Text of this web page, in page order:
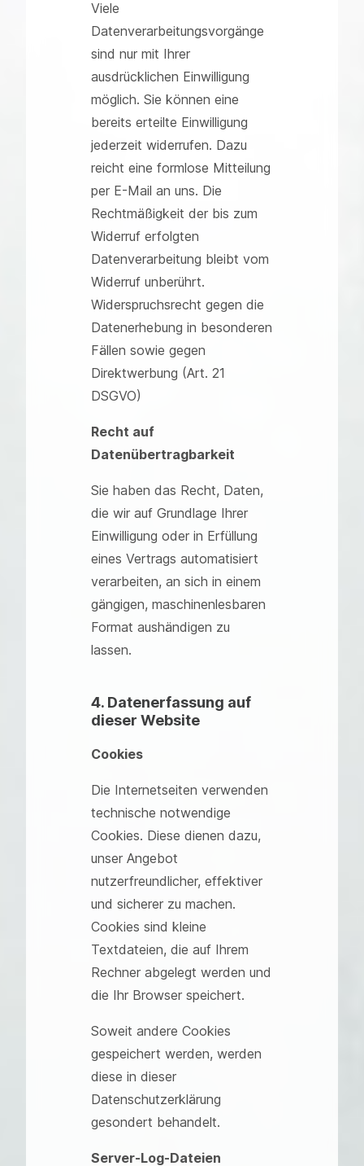
Viele
Datenverarbeitungsvorgänge
sind nur mit Ihrer
ausdrücklichen Einwilligung
möglich. Sie können eine
bereits erteilte Einwilligung
jederzeit widerrufen. Dazu
reicht eine formlose Mitteilung
per E-Mail an uns. Die
Rechtmäßigkeit der bis zum
Widerruf erfolgten
Datenverarbeitung bleibt vom
Widerruf unberührt.
Widerspruchsrecht gegen die
Datenerhebung in besonderen
Fällen sowie gegen
Direktwerbung (Art. 21
DSGVO)
Recht auf
Datenübertragbarkeit
Sie haben das Recht, Daten,
die wir auf Grundlage Ihrer
Einwilligung oder in Erfüllung
eines Vertrags automatisiert
verarbeiten, an sich in einem
gängigen, maschinenlesbaren
Format aushändigen zu
lassen.
4. Datenerfassung auf
dieser Website
Cookies
Die Internetseiten verwenden
technische notwendige
Cookies. Diese dienen dazu,
unser Angebot
nutzerfreundlicher, effektiver
und sicherer zu machen.
Cookies sind kleine
Textdateien, die auf Ihrem
Rechner abgelegt werden und
die Ihr Browser speichert.
Soweit andere Cookies
gespeichert werden, werden
diese in dieser
Datenschutzerklärung
gesondert behandelt.
Server-Log-Dateien